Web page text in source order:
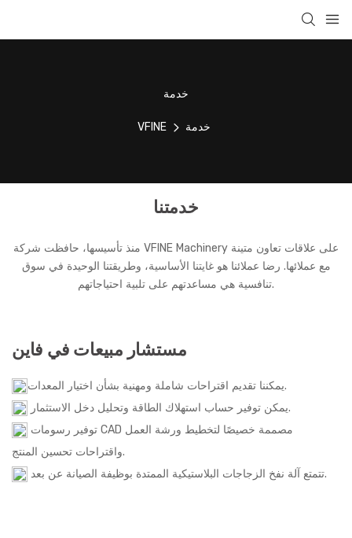
خدمة
VFINE خدمة
خدمتنا
منذ تأسيسها، حافظت شركة VFINE Machinery على علاقات تعاون متينة
مع عملائها. رضا عملائنا هو غايتنا الأساسية، وطريقتنا الوحيدة في سوق
تنافسية هي مساعدتهم على تلبية احتياجاتهم.
مستشار مبيعات في فاين
يمكننا تقديم اقتراحات شاملة ومهنية بشأن اختيار المعدات.
يمكن توفير حساب استهلاك الطاقة وتحليل دخل الاستثمار.
توفير رسومات CAD مصممة خصيصًا لتخطيط ورشة العمل
واقتراحات تحسين المنتج.
تتمتع آلة نفخ الزجاجات البلاستيكية الممتدة بوظيفة الصيانة عن بعد.